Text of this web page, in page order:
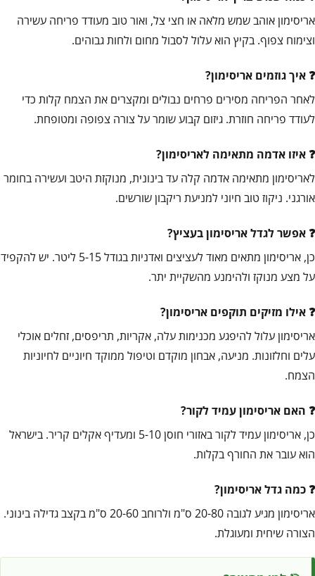
אריסימון אוהב שמש מלאה או חצי צל, ואור טוב מעודד פריחה עשירה
וצימוח צפוף. בקיץ הוא עלול לסבול מחום ולחות גבוהים.
איך גוזמים אריסימון?
לאחר הפריחה מסירים פרחים נבולים ומקצרים את הצמח קלות כדי
לעודד פריחה חוזרת. גיזום קבוע שומר על צורה צפופה ומטופחת.
איזו אדמה מתאימה לאריסימון?
לאריסימון מתאימה אדמה קלה עד בינונית, מנוקזת היטב ועשירה בחומר
אורגני. ניקוז טוב חיוני למניעת ריקבון שורשים.
אפשר לגדל אריסימון בעציץ?
כן, אריסימון מתאים מאוד לעציצים ואדניות בגודל 5-15 ליטר. יש להקפיד
על מצע מנוקז ולהימנע מהשקיית יתר.
אילו מזיקים תוקפים אריסימון?
אריסימון עלול להיפגע מכנימות עלה, אקריות, תריפסים, זחלים אוכלי
עלים וחלזונות. מניעה, אבחון מוקדם וטיפול ממוקד חיוניים לחיוניות
הצמח.
האם אריסימון עמיד לקור?
כן, אריסימון עמיד לקור באזורי חוסן 5-10 ומעדיף אקלים קריר. בישראל
הוא עובר את החורף בקלות.
כמה גדל אריסימון?
אריסימון מגיע לגובה 20-80 ס"מ ולרוחב 20-60 ס"מ בקצב גדילה בינוני.
הצורה שיחית ומעוגלת.